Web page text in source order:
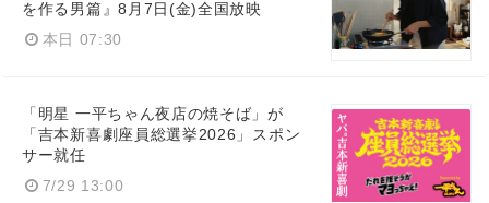
を作る男篇』8月7日(金)全国放映
本日 07:30
「明星 一平ちゃん夜店の焼そば」が
「吉本新喜劇座員総選挙2026」スポン
サー就任
7/29 13:00